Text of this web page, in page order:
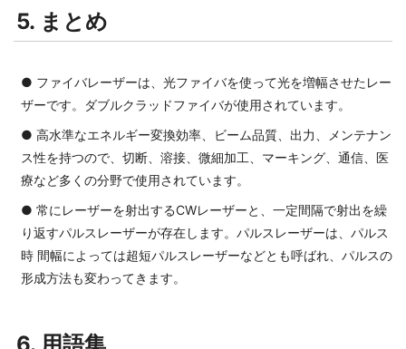
5. まとめ
● ファイバレーザーは、光ファイバを使って光を増幅させたレー
ザーです。ダブルクラッドファイバが使用されています。
● 高水準なエネルギー変換効率、ビーム品質、出力、メンテナン
ス性を持つので、切断、溶接、微細加工、マーキング、通信、医
療など多くの分野で使用されています。
● 常にレーザーを射出するCWレーザーと、一定間隔で射出を繰
り返すパルスレーザーが存在します。パルスレーザーは、パルス
時 間幅によっては超短パルスレーザーなどとも呼ばれ、パルスの
形成方法も変わってきます。